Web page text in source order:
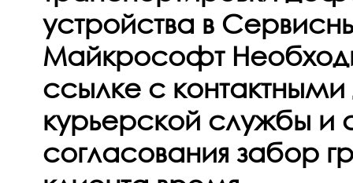
устройства в
Майкрософт
ссылке с
курьерской службы и
согласования забор